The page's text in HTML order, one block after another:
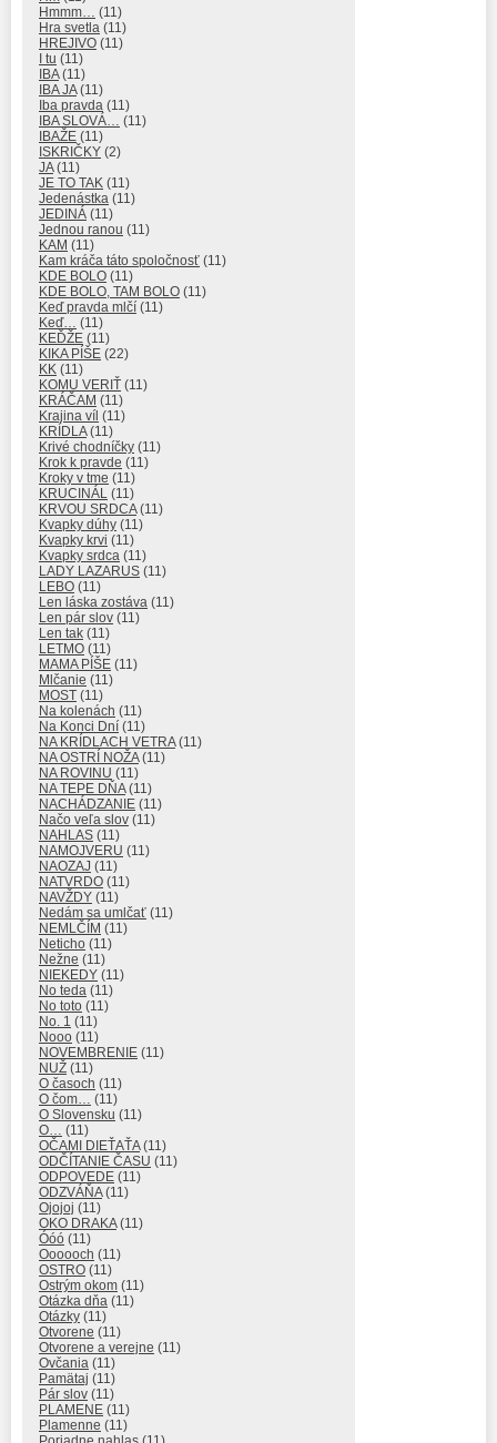
Hmmm…
(11)
Hra svetla (11)
HREJIVO (11)
I tu (11)
IBA(11)
IBA JA(11)
Iba pravda (11)
IBA SLOVÁ…
(11)
IBAŽE (11)
ISKRIČKY (2)
JA(11)
JE TO TAK (11)
Jedenástka (11)
JEDINÁ (11)
Jednou ranou (11)
KAM (11)
Kam kráča táto spoločnosť (11)
KDE BOLO (11)
KDE BOLO, TAM BOLO (11)
Keď pravda mlčí (11)
Keď…
(11)
KEĎŽE (11)
KIKA PÍŠE (22)
KK (11)
KOMU VERIŤ (11)
KRÁČAM (11)
Krajina víl (11)
KRÍDLA(11)
Krivé chodníčky (11)
Krok k pravde (11)
Kroky v tme (11)
KRUCINÁL (11)
KRVOU SRDCA(11)
Kvapky dúhy (11)
Kvapky krvi (11)
Kvapky srdca (11)
LADY LAZARUS (11)
LEBO (11)
Len láska zostáva (11)
Len pár slov (11)
Len tak (11)
LETMO (11)
MAMA PÍŠE (11)
Mlčanie (11)
MOST (11)
Na kolenách (11)
Na Konci Dní (11)
NA KRÍDLACH VETRA(11)
NA OSTRÍ NOŽA(11)
NA ROVINU (11)
NA TEPE DŇA(11)
NACHÁDZANIE (11)
Načo veľa slov (11)
NAHLAS (11)
NAMOJVERU (11)
NAOZAJ (11)
NATVRDO (11)
NAVŽDY (11)
Nedám sa umlčať (11)
NEMLČÍM (11)
Neticho (11)
Nežne (11)
NIEKEDY (11)
No teda (11)
No toto (11)
No. 1 (11)
Nooo (11)
NOVEMBRENIE (11)
NUŽ (11)
O časoch (11)
O čom…
(11)
O Slovensku (11)
O…
(11)
OČAMI DIEŤAŤA(11)
ODČÍTANIE ČASU (11)
ODPOVEDE (11)
ODZVÁŇA(11)
Ojojoj (11)
OKO DRAKA(11)
Óóó (11)
Oooooch (11)
OSTRO (11)
Ostrým okom (11)
Otázka dňa (11)
Otázky (11)
Otvorene (11)
Otvorene a verejne (11)
Ovčania (11)
Pamätaj (11)
Pár slov (11)
PLAMENE (11)
Plamenne (11)